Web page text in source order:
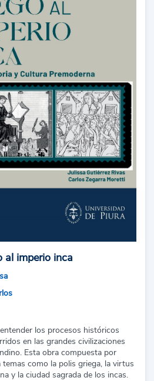
al imperio inca
los procesos históricos
en las grandes civilizaciones
Esta obra compuesta por
como la polis griega, la virtus
y la ciudad sagrada de los incas.